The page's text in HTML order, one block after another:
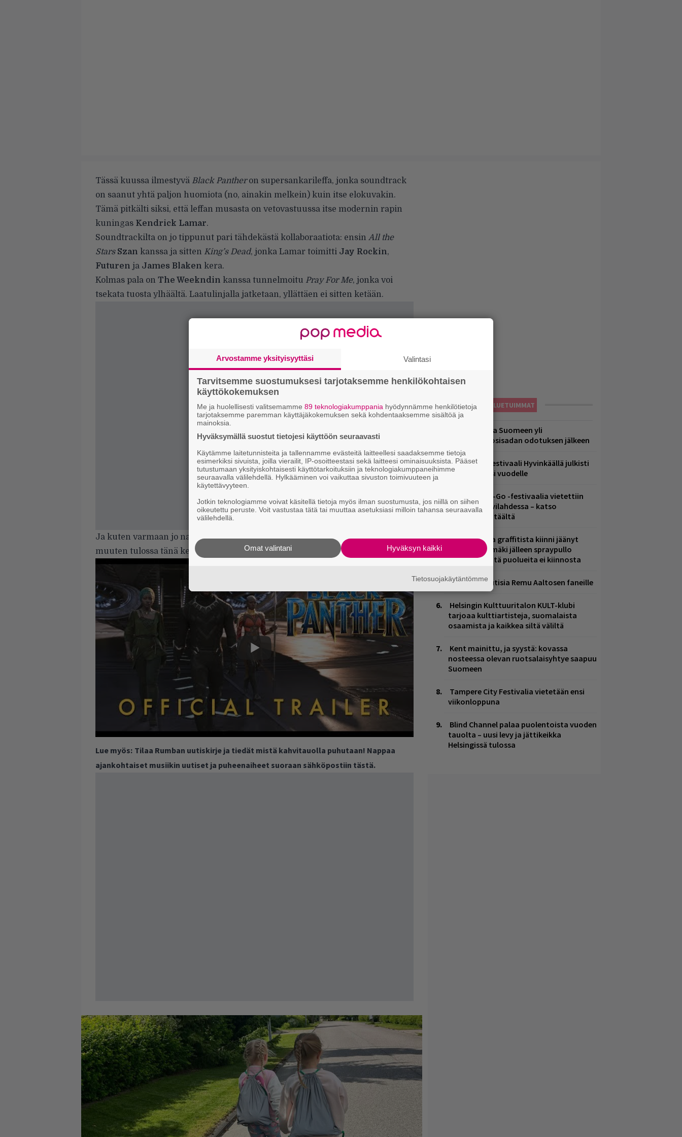
Tässä kuussa ilmestyvä Black Pantheron supersankarileffa, jonka soundtrack
on saanut yhtä paljon huomiota (no, ainakin melkein) kuin itse elokuvakin.
Tämä pitkälti siksi, että leffan musasta on vetovastuussa itse modernin rapin
kuningas Kendrick Lamar.
Soundtrackilta on jo tippunut pari tähdekästä kollaboraatiota: ensin All the
Stars Szan kanssa ja sitten King’s Dead, jonka Lamar toimitti Jay Rockin,
Futuren ja James Blaken kera.
Kolmas pala on The Weekndin kanssa tunnelmoitu Pray For Me, jonka voi
tsekata tuosta ylhäältä. Laatulinjalla jatketaan, yllättäen ei sitten ketään.
Ja kuten varmaan jo naapurin mummokin tietää, niin Kendrickhän on
muuten tulossa tänä kesänä Helsingin Flow’hun. Huutomerkki!
Lue myös: Tilaa Rumban uutiskirje ja tiedät mistä kahvitauolla puhutaan! Nappaa
ajankohtaiset musiikin uutiset ja puheenaiheet suoraan sähköpostiin tästä.
LUETUIMMAT
Weezer palaa Suomeen yli
neljännesvuosisadan odotuksen jälkeen
Äärimetallifestivaali Hyvinkäällä julkisti
esiintyjiä ensi vuodelle
Jytäkesä Go-Go -festivaalia vietettiin
Helsingin Suvilahdessa – katso
kuvagalleria täältä
Laittomasta graffitista kiinni jäänyt
Paavo Arhinmäki jälleen spraypullo
kädessä – näitä puolueita ei kiinnosta
Mainioita uutisia Remu Aaltosen faneille
Helsingin Kulttuuritalon KULT-klubi
tarjoaa kulttiartisteja, suomalaista
osaamista ja kaikkea siltä väliltä
Kent mainittu, ja syystä: kovassa
nosteessa olevan ruotsalaisyhtye saapuu
Suomeen
Tampere City Festivalia vietetään ensi
viikonloppuna
Blind Channel palaa puolentoista vuoden
tauolta – uusi levy ja jättikeikka
Helsingissä tulossa
Arvostamme yksityisyyttäsi Valintasi
Tarvitsemme suostumuksesi tarjotaksemme henkilökohtaisen
käyttökokemuksen
Me ja huolellisesti valitsemamme 89 teknologiakumppania hyödynnämme henkilötietoja
tarjotaksemme paremman käyttäjäkokemuksen sekä kohdentaaksemme sisältöä ja
mainoksia.
Hyväksymällä suostut tietojesi käyttöön seuraavasti
Käytämme laitetunnisteita ja tallennamme evästeitä laitteellesi saadaksemme tietoja
esimerkiksi sivuista, joilla vierailit, IP-osoitteestasi sekä laitteesi ominaisuuksista. Pääset
tutustumaan yksityiskohtaisesti käyttötarkoituksiin ja teknologiakumppaneihimme
seuraavalla välilehdellä. Hylkääminen voi vaikuttaa sivuston toimivuuteen ja
käytettävyyteen.
Jotkin teknologiamme voivat käsitellä tietoja myös ilman suostumusta, jos niillä on siihen
oikeutettu peruste. Voit vastustaa tätä tai muuttaa asetuksiasi milloin tahansa seuraavalla
välilehdellä.
Hyväksyn kaikki
Omat valintani
Tietosuojakäytäntömme